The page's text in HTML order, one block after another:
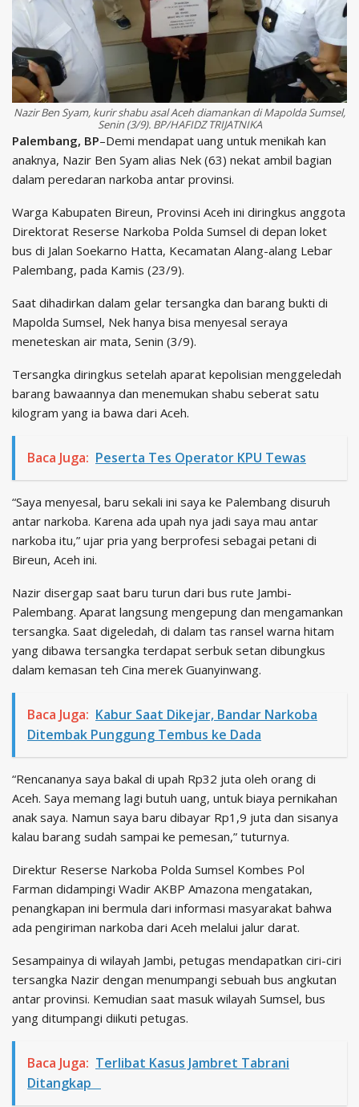
Nazir Ben Syam, kurir shabu asal Aceh diamankan di Mapolda Sumsel,
Senin (3/9). BP/HAFIDZ TRIJATNIKA
Palembang, BP–Demi mendapat uang untuk menikah kan
anaknya, Nazir Ben Syam alias Nek (63) nekat ambil bagian
dalam peredaran narkoba antar provinsi.
Warga Kabupaten Bireun, Provinsi Aceh ini diringkus anggota
Direktorat Reserse Narkoba Polda Sumsel di depan loket
bus di Jalan Soekarno Hatta, Kecamatan Alang-alang Lebar
Palembang, pada Kamis (23/9).
Saat dihadirkan dalam gelar tersangka dan barang bukti di
Mapolda Sumsel, Nek hanya bisa menyesal seraya
meneteskan air mata, Senin (3/9).
Tersangka diringkus setelah aparat kepolisian menggeledah
barang bawaannya dan menemukan shabu seberat satu
kilogram yang ia bawa dari Aceh.
Baca Juga: Peserta Tes Operator KPU Tewas
“Saya menyesal, baru sekali ini saya ke Palembang disuruh
antar narkoba. Karena ada upah nya jadi saya mau antar
narkoba itu,” ujar pria yang berprofesi sebagai petani di
Bireun, Aceh ini.
Nazir disergap saat baru turun dari bus rute Jambi-
Palembang. Aparat langsung mengepung dan mengamankan
tersangka. Saat digeledah, di dalam tas ransel warna hitam
yang dibawa tersangka terdapat serbuk setan dibungkus
dalam kemasan teh Cina merek Guanyinwang.
Baca Juga: Kabur Saat Dikejar, Bandar Narkoba
Ditembak Punggung Tembus ke Dada
“Rencananya saya bakal di upah Rp32 juta oleh orang di
Aceh. Saya memang lagi butuh uang, untuk biaya pernikahan
anak saya. Namun saya baru dibayar Rp1,9 juta dan sisanya
kalau barang sudah sampai ke pemesan,” tuturnya.
Direktur Reserse Narkoba Polda Sumsel Kombes Pol
Farman didampingi Wadir AKBP Amazona mengatakan,
penangkapan ini bermula dari informasi masyarakat bahwa
ada pengiriman narkoba dari Aceh melalui jalur darat.
Sesampainya di wilayah Jambi, petugas mendapatkan ciri-ciri
tersangka Nazir dengan menumpangi sebuah bus angkutan
antar provinsi. Kemudian saat masuk wilayah Sumsel, bus
yang ditumpangi diikuti petugas.
Baca Juga: Terlibat Kasus Jambret Tabrani
Ditangkap